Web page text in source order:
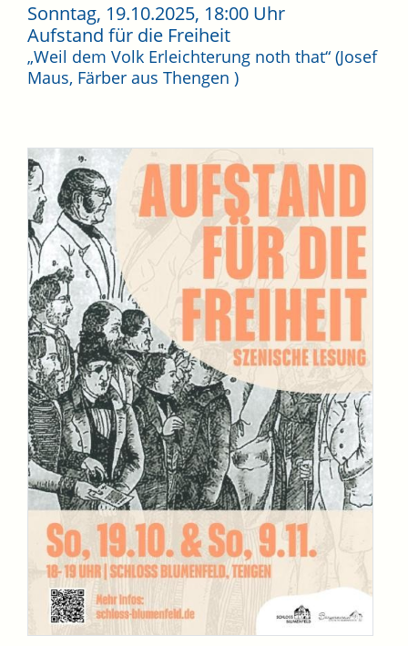
Sonntag, 19.10.2025, 18:00 Uhr
Aufstand für die Freiheit
„Weil dem Volk Erleichterung noth that“ (Josef
Maus, Färber aus Thengen )